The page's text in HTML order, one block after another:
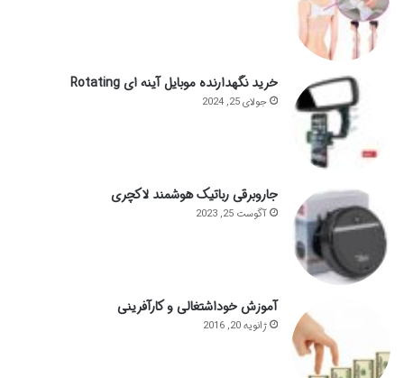
خرید نگهدارنده موبایل آینه ای Rotating
جولای 25, 2024
جاروبرقی رباتیک هوشمند لاکچری
آگوست 25, 2023
آموزش خوداشتغالی و کارآفرینی
ژانویه 20, 2016